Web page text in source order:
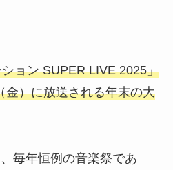
ョン SUPER LIVE 2025」
金）に放送される年末の大
毎年恒例の音楽祭であ